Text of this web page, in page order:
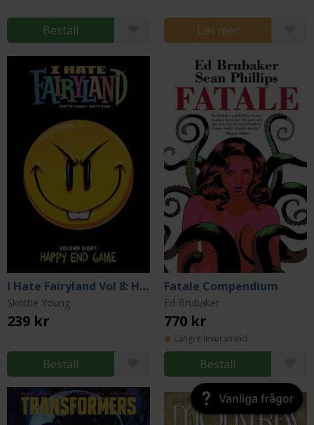
Beställ Läs mer
I Hate Fairyland Vol 8: Happy End Game
Skottie Young
239 kr
Beställ
Fatale Compendium
Ed Brubaker
770 kr
Längre leveranstid
Beställ
Vanliga frågor